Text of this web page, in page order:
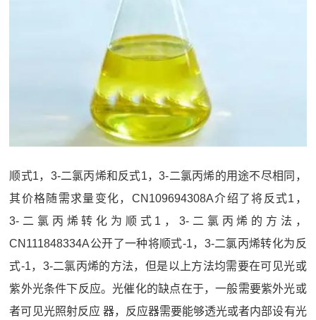
顺式1，3‑二氯丙烯和反式1，3‑二氯丙烯的用途不尽相同，
其价格随需求量变化，CN109694308A介绍了将反式1，
3‑二氯丙烯转化为顺式1，3‑二氯丙烯的方法，
CN111848334A公开了一种将顺式‑1，3‑二氯丙烯转化为反
式‑1，3‑二氯丙烯的方法，但是以上方法均需要在可见光或
紫外光条件下反应。光催化的缺点在于，一般需要紫外光或
者可见光照射反应 器，反应器需要能够透光或者内部设有光